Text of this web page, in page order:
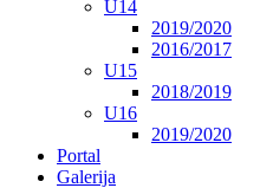
U14
2019/2020
2016/2017
U15
2018/2019
U16
2019/2020
Portal
Galerija